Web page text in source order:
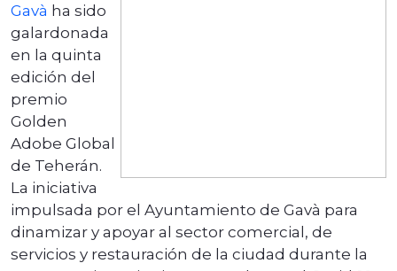
Gavà ha sido
galardonada
en la quinta
edición del
premio
Golden
Adobe Global
de Teherán.
La iniciativa
impulsada por el Ayuntamiento de Gavà para
dinamizar y apoyar al sector comercial, de
servicios y restauración de la ciudad durante la